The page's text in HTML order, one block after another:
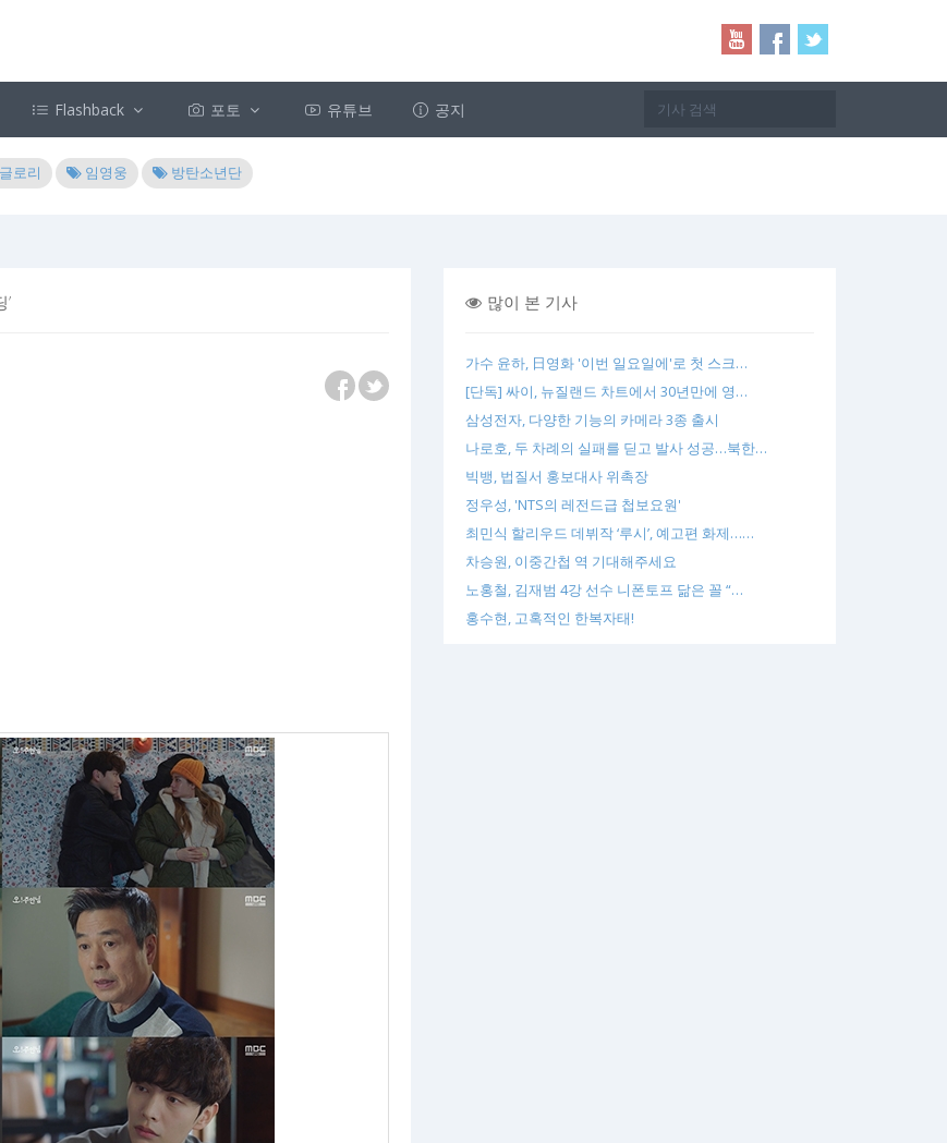
Flashback 포토 유튜브 공지
로리 임영웅 방탄소년단
많이 본 기사
가수 윤하, 日영화 '이번 일요일에'로 첫 스크…
[단독] 싸이, 뉴질랜드 차트에서 30년만에 영…
삼성전자, 다양한 기능의 카메라 3종 출시
나로호, 두 차례의 실패를 딛고 발사 성공…북한…
빅뱅, 법질서 홍보대사 위촉장
정우성, 'NTS의 레전드급 첩보요원'
최민식 할리우드 데뷔작 ‘루시’, 예고편 화제……
차승원, 이중간첩 역 기대해주세요
노홍철, 김재범 4강 선수 니폰토프 닮은 꼴 “…
홍수현, 고혹적인 한복자태!